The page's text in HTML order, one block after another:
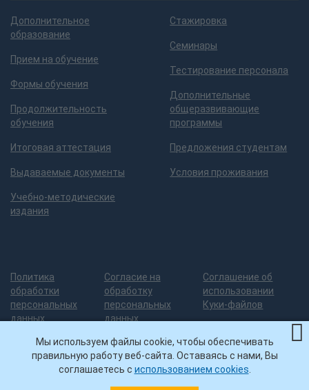
Дополнительное
образование
Прием на обучение
Формы обучения
Продолжительность
обучения
Итоговая аттестация
Выдаваемые документы
Учебно-методические
издания
Стажировка
Семинары
Тестирование персонала
Дополнительные
общеразвивающие
программы
Предложения студентам
Условия проживания
Политика
обработки
персональных
данных
Согласие на
обработку
персональных
данных
Соглашение об
использовании
Куки-файлов
© ИДПО
Нашли ошибку на сайте?
Помогите ее исправить!
Разработка сайта
грани дизайна
Мы используем файлы cookie, чтобы обеспечивать
правильную работу веб-сайта. Оставаясь с нами, Вы
соглашаетесь с использованием cookies